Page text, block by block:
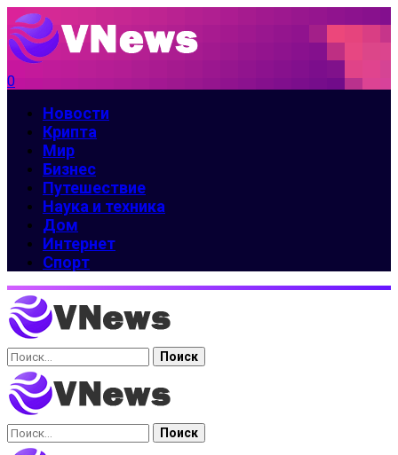
0
Новости
Крипта
Мир
Бизнес
Путешествие
Наука и техника
Дом
Интернет
Спорт
Найти:
Найти: